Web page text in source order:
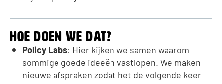
Hoe doen we dat?
Policy Labs: Hier kijken we samen waarom
sommige goede ideeën vastlopen. We maken
nieuwe afspraken zodat het de volgende keer